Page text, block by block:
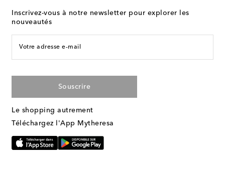
Inscrivez-vous à notre newsletter pour explorer les
nouveautés
Votre adresse e-mail
Souscrire
Le shopping autrement
Téléchargez l'App Mytheresa